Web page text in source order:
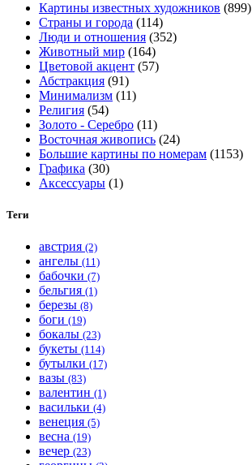
на
странице
товара.
Картины известных художников (899)
Страны и города (114)
Люди и отношения (352)
Животный мир (164)
Цветовой акцент (57)
Абстракция (91)
Минимализм (11)
Религия (54)
Золото - Серебро (11)
Восточная живопись (24)
Большие картины по номерам (1153)
Графика (30)
Аксессуары (1)
Теги
австрия (2)
ангелы (11)
бабочки (7)
бельгия (1)
березы (8)
боги (19)
бокалы (23)
букеты (114)
бутылки (17)
вазы (83)
валентин (1)
васильки (4)
венеция (5)
весна (19)
вечер (23)